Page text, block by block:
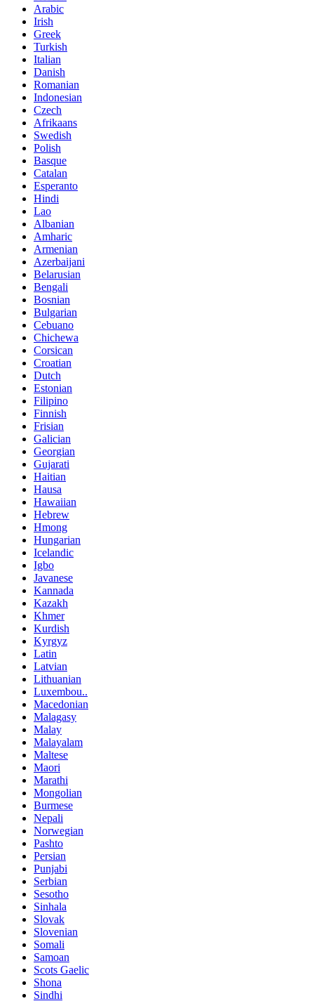
Arabic
Irish
Greek
Turkish
Italian
Danish
Romanian
Indonesian
Czech
Afrikaans
Swedish
Polish
Basque
Catalan
Esperanto
Hindi
Lao
Albanian
Amharic
Armenian
Azerbaijani
Belarusian
Bengali
Bosnian
Bulgarian
Cebuano
Chichewa
Corsican
Croatian
Dutch
Estonian
Filipino
Finnish
Frisian
Galician
Georgian
Gujarati
Haitian
Hausa
Hawaiian
Hebrew
Hmong
Hungarian
Icelandic
Igbo
Javanese
Kannada
Kazakh
Khmer
Kurdish
Kyrgyz
Latin
Latvian
Lithuanian
Luxembou..
Macedonian
Malagasy
Malay
Malayalam
Maltese
Maori
Marathi
Mongolian
Burmese
Nepali
Norwegian
Pashto
Persian
Punjabi
Serbian
Sesotho
Sinhala
Slovak
Slovenian
Somali
Samoan
Scots Gaelic
Shona
Sindhi